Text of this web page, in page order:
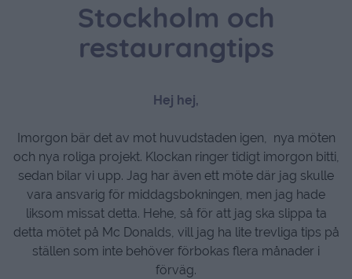
Stockholm och
restaurangtips
Hej hej,
Imorgon bär det av mot huvudstaden igen, nya möten
och nya roliga projekt. Klockan ringer tidigt imorgon bitti,
sedan bilar vi upp. Jag har även ett möte där jag skulle
vara ansvarig för middagsbokningen, men jag hade
liksom missat detta. Hehe, så för att jag ska slippa ta
detta mötet på Mc Donalds, vill jag ha lite trevliga tips på
ställen som inte behöver förbokas flera månader i
förväg.